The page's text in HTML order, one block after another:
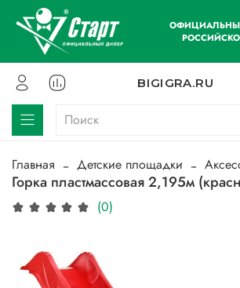
BIGIGRA.RU
Главная Детские площадки
Горка пластмассовая 2,195м
(0)